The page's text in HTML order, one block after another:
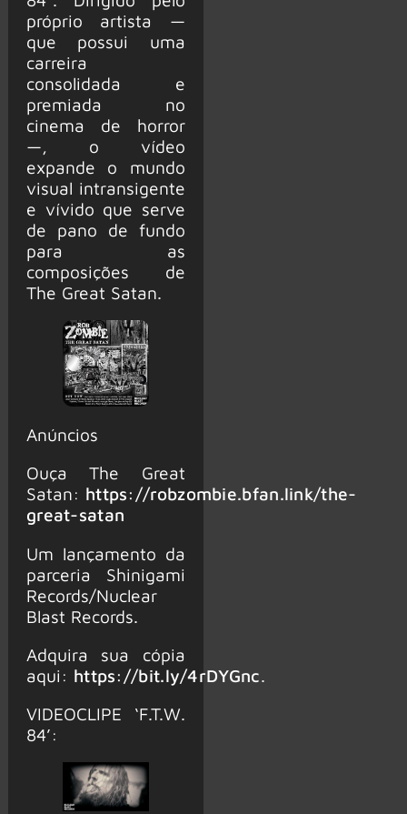
próprio artista —
que possui uma
carreira
consolidada e
premiada no
cinema de horror
—, o vídeo
expande o mundo
visual intransigente
e vívido que serve
de pano de fundo
para as
composições de
The Great Satan.
Anúncios
Ouça The Great
Satan: https://robzombie.bfan.link/the-
great-satan
Um lançamento da
parceria Shinigami
Records/Nuclear
Blast Records.
Adquira sua cópia
aqui: https://bit.ly/4rDYGnc.
VIDEOCLIPE ‘F.T.W.
84’: